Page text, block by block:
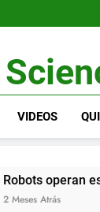
VIDEOS
este